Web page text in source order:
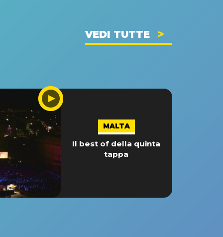
VEDI TUTTE
MALTA
Il best of della quinta
tappa